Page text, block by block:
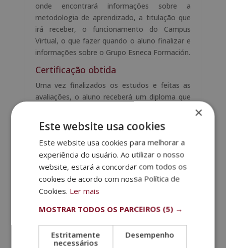
onde encontrará informações sobre a
metodologia de aprendizado, a titulação que
irá receber, o funcionamento do Campus
Virtual, o que fazer quando o aluno finalizar e
informações sobre o Grupo Esneca Formación.
Certificação obtida
Uma vez finalizados os estudos e feitas as
avaliações, o aluno receberá um diploma que
COMPORTAMENTO E ADESTRAMENTO
CANINO ”, de ESNECA BUSINESS SCHOOL,
avaliada por nossa condição de sócios da
CECAP e AEEN, máxima instituição espanhola
em formação e qualidade. Os diplomas
também trazem o selo de Notário Europeu,
que atesta a validade, conteúdo e
internacional.
Pode descarregaraqui o conteúdo formativo.
×
Este website usa cookies
Este website usa cookies para melhorar a
experiência do usuário. Ao utilizar o nosso
website, estará a concordar com todos os
cookies de acordo com nossa Política de
Cookies. Ler mais
MOSTRAR TODOS OS PARCEIROS (5) →
Estritamente
necessários
Desempenho